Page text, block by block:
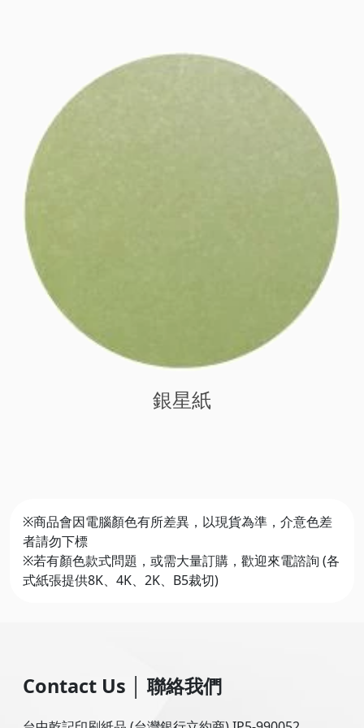
銀星紙
※商品會因電腦顏色有所差異，以現貨為準，介意色差
者請勿下標
※若有顏色款式問題，或需大量訂購，歡迎來電諮詢 (各
式紙張提供8K、4K、2K、B5裁切)
Contact Us 聯絡我們